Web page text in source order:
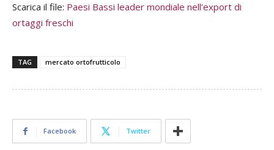
Scarica il file: Paesi Bassi leader mondiale nell’export di
ortaggi freschi
TAG mercato ortofrutticolo
Facebook Twitter